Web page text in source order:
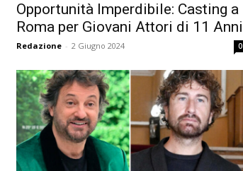
Opportunità Imperdibile: Casting a
Roma per Giovani Attori di 11 Anni
Redazione - 2 Giugno 2024 0